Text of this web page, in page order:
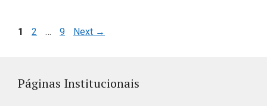
Page
1 Page
2 … Page
9 Next →
Páginas Institucionais